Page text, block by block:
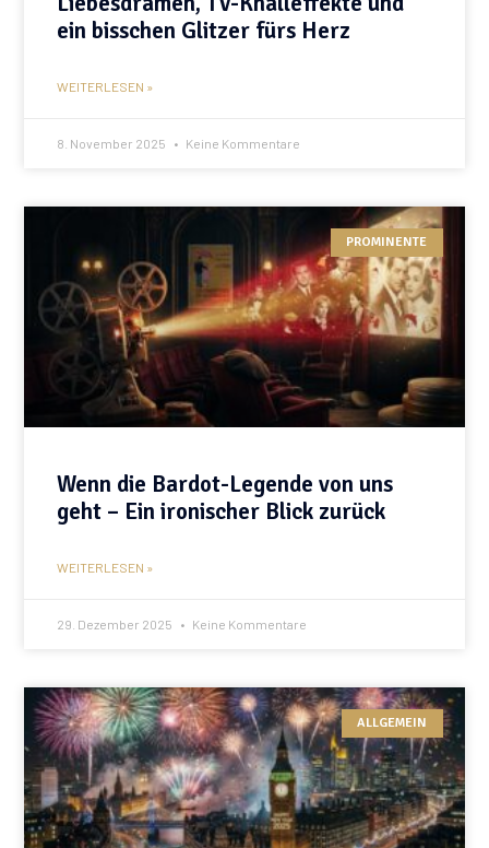
ein bisschen Glitzer fürs Herz
WEITERLESEN »
8. November 2025 Keine Kommentare
PROMINENTE
Wenn die Bardot-Legende von uns
geht – Ein ironischer Blick zurück
WEITERLESEN »
29. Dezember 2025 Keine Kommentare
ALLGEMEIN